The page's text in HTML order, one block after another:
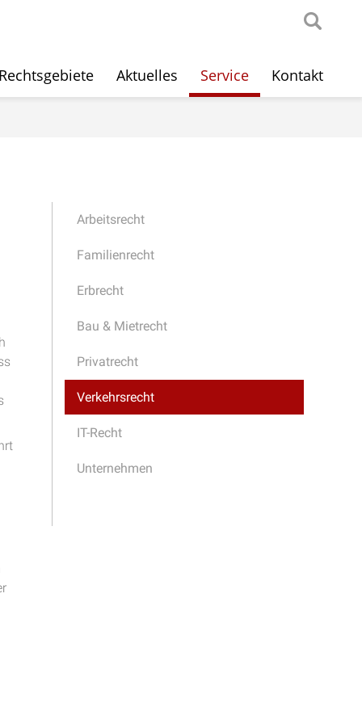
Rechtsgebiete Aktuelles Service Kontakt
Arbeitsrecht
Familienrecht
Erbrecht
Bau & Mietrecht
Privatrecht
Verkehrsrecht
IT-Recht
Unternehmen